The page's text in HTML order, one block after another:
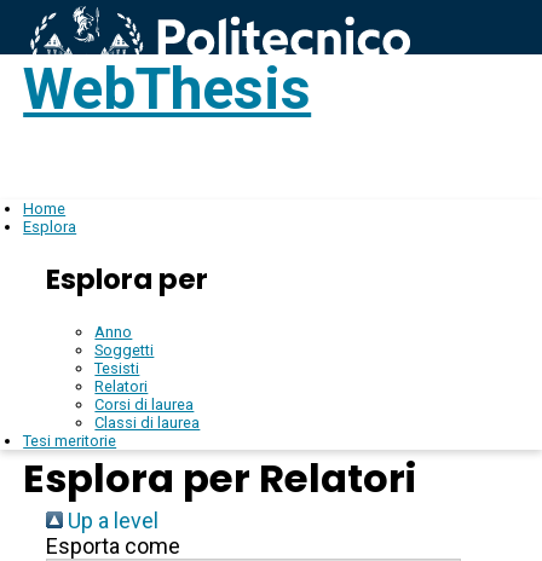
WebThesis
Home
Esplora
Esplora per
Anno
Soggetti
Tesisti
Relatori
Corsi di laurea
Classi di laurea
Tesi meritorie
Esplora per Relatori
Up a level
Esporta come